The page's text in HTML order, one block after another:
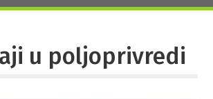
u poljoprivredi